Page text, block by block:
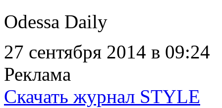
Odessa Daily
27 сентября 2014 в 09:24
Реклама
Скачать журнал STYLE